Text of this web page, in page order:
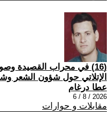
(16) في محراب القصيدة
الإتلاتي حول شؤون الشعر
عطا درغام
2026 / 8 / 6
مقابلات و حوارات